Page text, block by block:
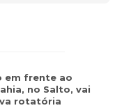
em frente ao
no Salto, vai
rotatória